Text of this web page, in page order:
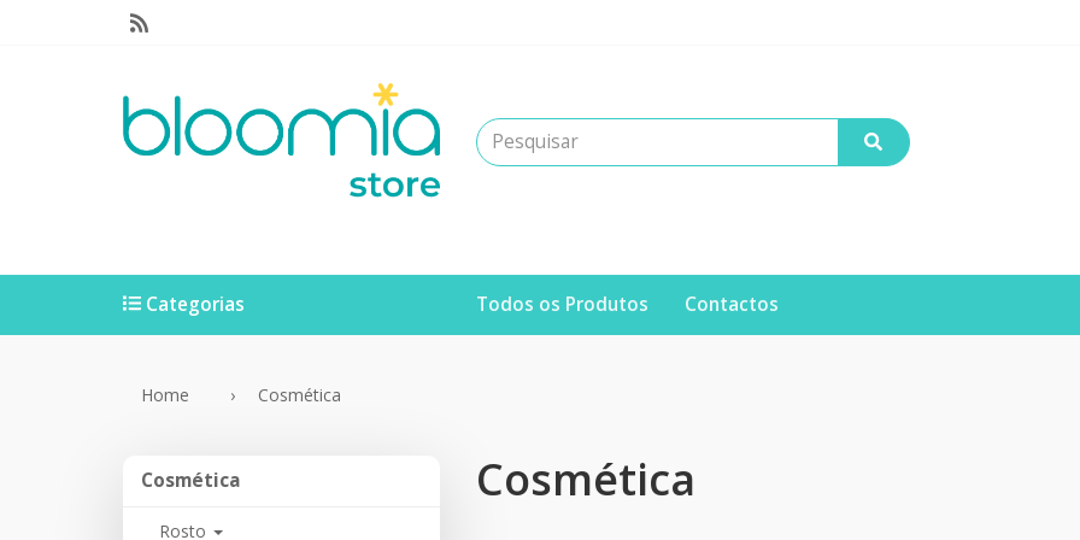
Todos os Produtos Contactos
Categorias
Home Cosmética
Cosmética
Rosto
Cosmética